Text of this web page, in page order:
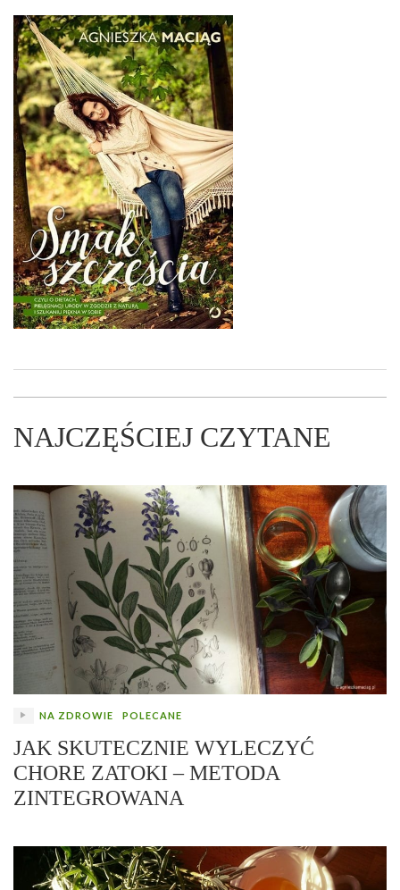
NAJCZĘŚCIEJ CZYTANE
NA ZDROWIE POLECANE
JAK SKUTECZNIE WYLECZYĆ
CHORE ZATOKI – METODA
ZINTEGROWANA